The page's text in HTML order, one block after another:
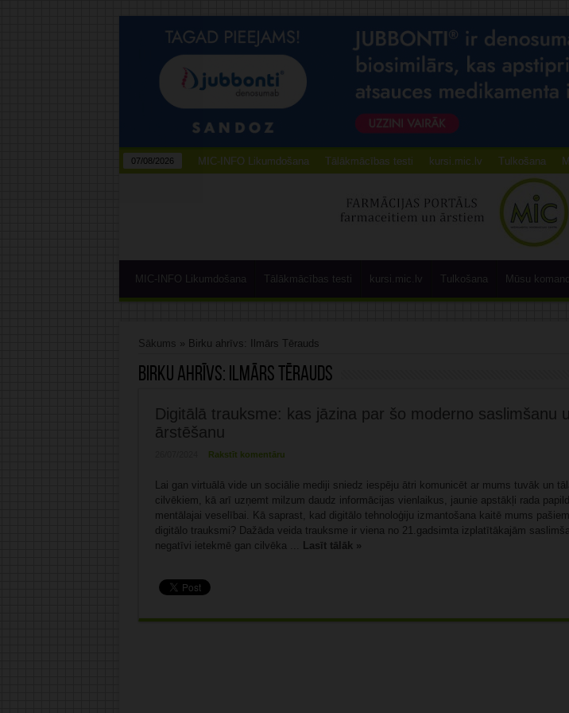
07/08/2026 MIC-INFO Likumdošana Tālākmācības testi kursi.mic.lv Tulkošana
MIC-INFO Likumdošana Tālākmācības testi kursi.mic.lv Tulkošana Mūsu
Sākums » Birku ahrīvs: Ilmārs Tērauds
Birku ahrīvs: Ilmārs Tērauds
Digitālā trauksme: kas jāzina par šo moderno saslimšanu
ārstēšanu
Rakstīt komentāru
Lai gan virtuālā vide un sociālie mediji sniedz iespēju ātri komunicēt ar mums tuvāk un
cilvēkiem, kā arī uzņemt milzum daudz informācijas vienlaikus, jaunie apstākļi rada
mentālajai veselībai. Kā saprast, kad digitālo tehnoloģiju izmantošana kaitē mums
digitālo trauksmi? Dažāda veida trauksme ir viena no 21.gadsimta izplatītākajām
negatīvi ietekmē gan cilvēka ... Lasīt tālāk »